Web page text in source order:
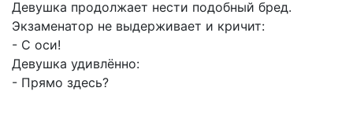
Девушка продолжает нести подобный бред.
Экзаменатор не выдерживает и кричит:
- С оси!
Девушка удивлённо:
- Прямо здесь?